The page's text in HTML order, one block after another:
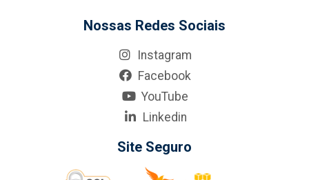
Nossas Redes Sociais
Instagram
Facebook
YouTube
Linkedin
Site Seguro